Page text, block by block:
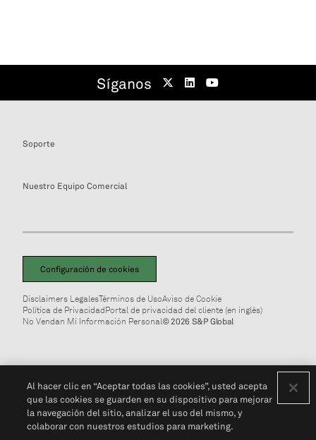
Síganos
Soporte
Nuestro Equipo Comercial
Configuración de cookies
Disclaimers LegalesTérminos de UsoAviso de Cookie
Política de PrivacidadPortal de privacidad del cliente (en inglés)
No Vendan Mi Información Personal© 2026 S&P Global
Al hacer clic en “Aceptar todas las cookies”, usted acepta
que las cookies se guarden en su dispositivo para mejorar
la navegación del sitio, analizar el uso del mismo, y
colaborar con nuestros estudios para marketing.